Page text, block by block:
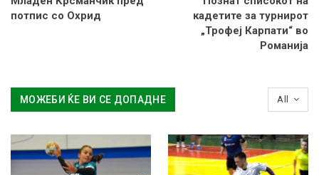
потпис со Охрид
кадетите за турнирот
„Трофеј Карпати“ во
Романија
All
МОЖЕБИ ЌЕ ВИ СЕ ДОПАДНЕ